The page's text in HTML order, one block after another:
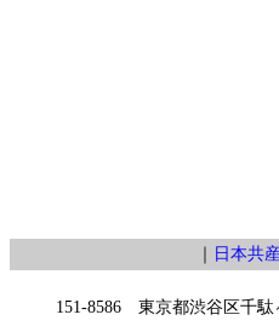
日本共
151-8586 東京都渋谷区千